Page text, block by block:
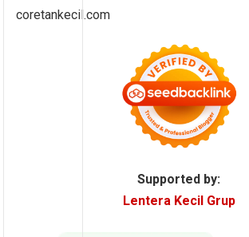
coretankecil.com
Supported by:
Lentera Kecil Grup